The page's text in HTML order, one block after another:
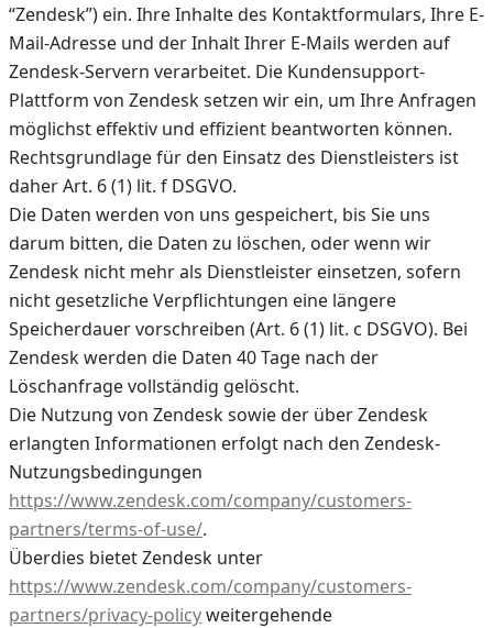
“Zendesk”) ein. Ihre Inhalte des Kontaktformulars, Ihre E-
Mail-Adresse und der Inhalt Ihrer E-Mails werden auf
Zendesk-Servern verarbeitet. Die Kundensupport-
Plattform von Zendesk setzen wir ein, um Ihre Anfragen
möglichst effektiv und effizient beantworten können.
Rechtsgrundlage für den Einsatz des Dienstleisters ist
daher Art. 6 (1) lit. f DSGVO.
Die Daten werden von uns gespeichert, bis Sie uns
darum bitten, die Daten zu löschen, oder wenn wir
Zendesk nicht mehr als Dienstleister einsetzen, sofern
nicht gesetzliche Verpflichtungen eine längere
Speicherdauer vorschreiben (Art. 6 (1) lit. c DSGVO). Bei
Zendesk werden die Daten 40 Tage nach der
Löschanfrage vollständig gelöscht.
Die Nutzung von Zendesk sowie der über Zendesk
erlangten Informationen erfolgt nach den Zendesk-
Nutzungsbedingungen
https://www.zendesk.com/company/customers-
partners/terms-of-use/.
Überdies bietet Zendesk unter
https://www.zendesk.com/company/customers-
partners/privacy-policyweitergehende